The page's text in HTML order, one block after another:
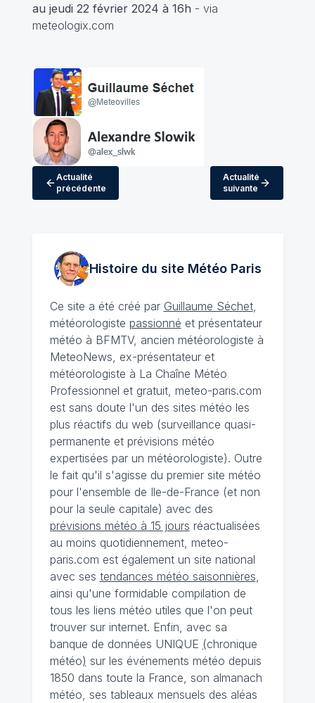
au jeudi 22 février 2024 à 16h - via
meteologix.com
Actualité
précédente
Actualité
suivante
Histoire du site MétéoParis
Ce site a été créé par Guillaume Séchet,
météorologiste passionné et présentateur
météo à BFMTV, ancien météorologiste à
MeteoNews, ex-présentateur et
météorologiste à La Chaîne Météo
Professionnel et gratuit, meteo-paris.com
est sans doute l'un des sites météo les
plus réactifs du web (surveillance quasi-
permanente et prévisions météo
expertisées par un météorologiste). Outre
le fait qu'il s'agisse du premier site météo
pour l'ensemble de Ile-de-France (et non
pour la seule capitale) avec des
prévisions météo à 15 jours réactualisées
au moins quotidiennement, meteo-
paris.com est également un site national
avec ses tendances météo saisonnières
ainsi qu'une formidable compilation de
tous les liens météo utiles que l'on peut
trouver sur internet. Enfin, avec sa
banque de données UNIQUE (chronique
météo) sur les événements météo depuis
1850 dans toute la France, son almanach
météo, ses tableaux mensuels des aléas